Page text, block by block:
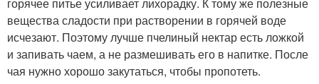
вещества сладости при растворении в горячей воде
исчезают. Поэтому лучше пчелиный нектар есть ложкой
и запивать чаем, а не размешивать его в напитке. После
чая нужно хорошо закутаться, чтобы пропотеть.